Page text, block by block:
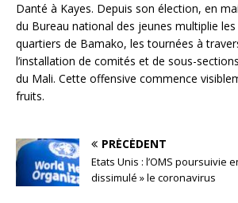
Danté à Kayes. Depuis son élection, en
du Bureau national des jeunes multiplie
quartiers de Bamako, les tournées à
l’installation de comités et de sous-
du Mali. Cette offensive commence
fruits.
PRÉCÉDENT
Etats Unis : l’OMS poursuivie
dissimulé » le coronavirus